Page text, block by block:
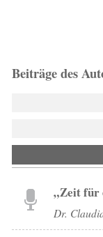
Beiträge des
„Zeit für
Dr.